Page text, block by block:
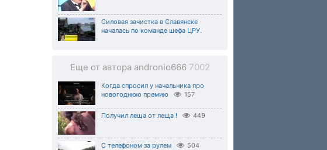
Силовая зачистка в Славянске
началась по команде шефа ЦРУ.
Еще от автора andronio666 7002
Когда спросил у начальника про
новогоднюю премию
157
Получил леща от леща ! 449
С телефоном за рулем 504